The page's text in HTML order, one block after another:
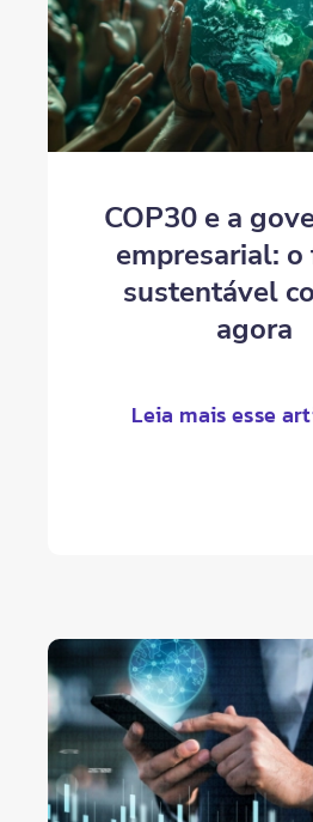
COP30 e a
empresarial:
sustentável
agora
Leia mais esse